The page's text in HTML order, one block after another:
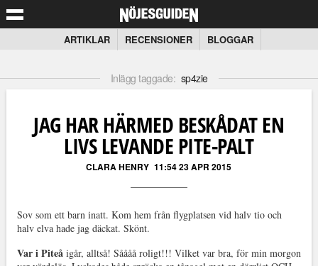
ARTIKLAR RECENSIONER BLOGGAR
Inlägg taggade: sp4zie
JAG HAR HÄRMED BESKÅDAT EN
LIVS LEVANDE PITE-PALT
CLARA HENRY 11:54 23 APR 2015
Sov som ett barn inatt. Kom hem från flygplatsen vid halv tio och
halv elva hade jag däckat. Skönt.
Var i Piteåigår, alltså! Såååå roligt!!! Vilket var bra, för min morgon